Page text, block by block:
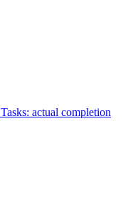
Tasks: actual completion